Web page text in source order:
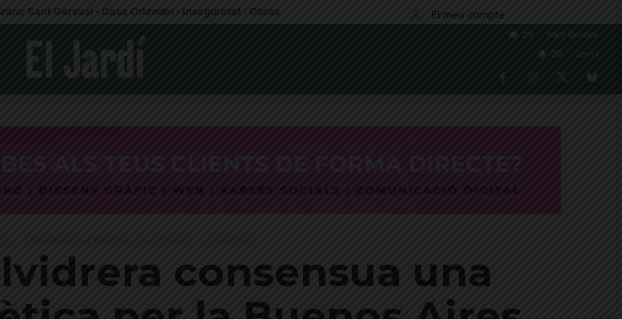
Sant Gervasi · Casa Orlandai · Inseguretat · Obres El meu compte
29
Sant Gervasi
29
Sarrià
Vallvidrera, el Tibidabo i les Planes
consensua una